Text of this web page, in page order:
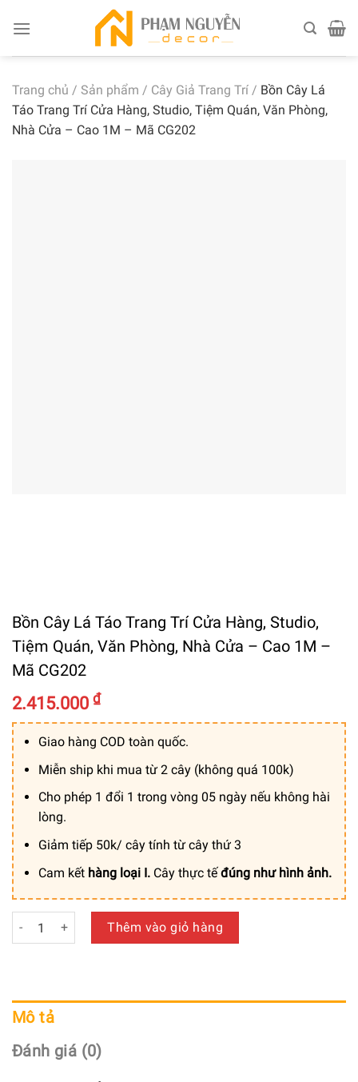
Trang chủ / Sản phẩm / Cây Giả Trang Trí / Bồn Cây Lá
Táo Trang Trí Cửa Hàng, Studio, Tiệm Quán, Văn Phòng,
Nhà Cửa – Cao 1M – Mã CG202
Bồn Cây Lá Táo Trang Trí Cửa Hàng, Studio,
Tiệm Quán, Văn Phòng, Nhà Cửa – Cao 1M –
Mã CG202
2.415.000 ₫
Giao hàng COD toàn quốc.
Miễn ship khi mua từ 2 cây (không quá 100k)
Cho phép 1 đổi 1 trong vòng 05 ngày nếu không hài
lòng.
Giảm tiếp 50k/ cây tính từ cây thứ 3
Cam kết hàng loại I. Cây thực tếđúng như hình ảnh.
Bồn Cây Lá Táo Trang Trí Cửa Hàng, Studio, Tiệm Quán,
Thêm vào giỏ hàng
Mô tả
Đánh giá (0)